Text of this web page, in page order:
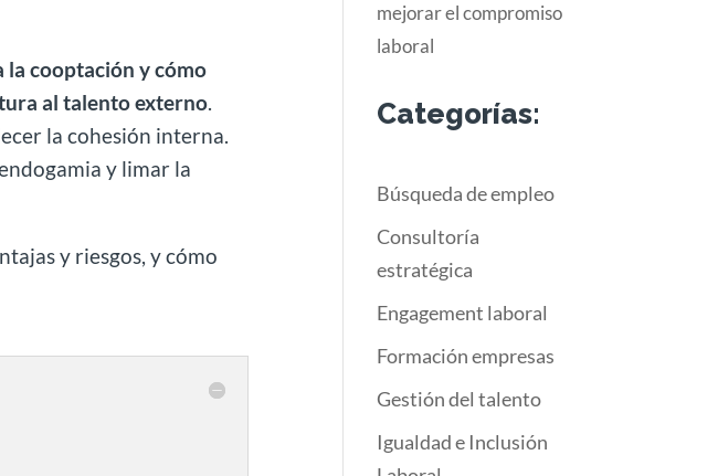
cooptación y cómo
al talento externo.
la cohesión interna.
y limar la
y riesgos, y cómo
mejorar el compromiso
laboral
Categorías:
Búsqueda de empleo
Consultoría
estratégica
Engagement laboral
Formación empresas
Gestión del talento
Igualdad e Inclusión